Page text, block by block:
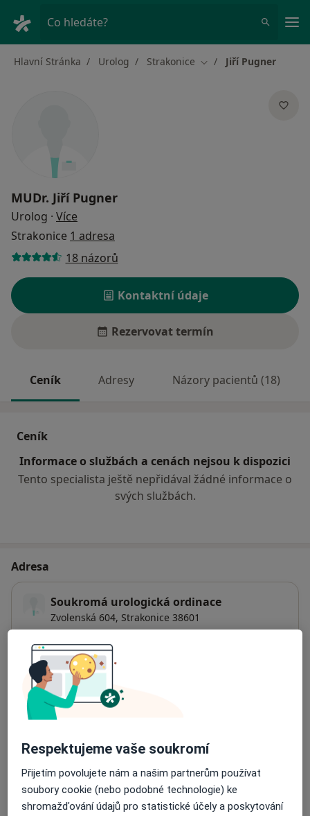
Co hledáte?
Hlavní Stránka Urolog Strakonice Změna města
Jiří Pugner
MUDr. Jiří Pugner
Urolog · Více
Strakonice 1 adresa
18 názorů
Kontaktní údaje
Rezervovat termín
Ceník Adresy Názory pacientů (18)
Ceník
Informace o službách a cenách nejsou k dispozici
Tento specialista ještě nepřidával žádné informace o
svých službách.
Adresa
Soukromá urologická ordinace
Zvolenská 604, Strakonice 38601
Dostupnost
Na této adrese online kalendář není aktivní
Co mám v takové situaci udělat?
Na teto adrese lékař přijímá pacienty na pojišťovnu
Detaily
Respektujeme vaše soukromí
Přijetím povolujete nám a našim partnerům používat
soubory cookie (nebo podobné technologie) ke
shromažďování údajů pro statistické účely a poskytování